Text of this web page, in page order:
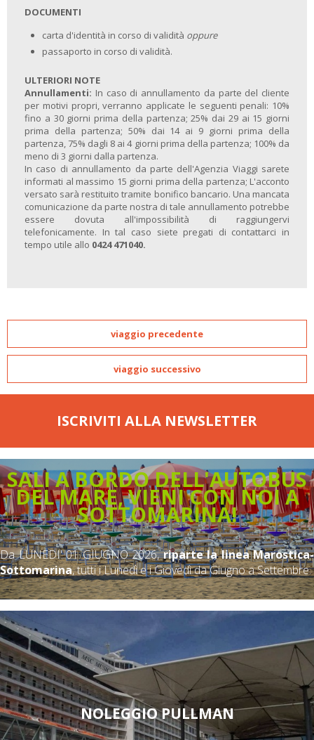
QUOTA INDIVIDUALE DI PARTECIPAZIONE:
ISCRIZIONE CON ACCONTO DI € 500,00 - IL SALDO UN MESE PRIMA
DELLA PARTENZA
DOCUMENTI
carta d'identità in corso di validità oppure
passaporto in corso di validità.
ULTERIORI NOTE
Annullamenti: In caso di annullamento da parte del cliente
per motivi propri, verranno applicate le seguenti penali: 10%
fino a 30 giorni prima della partenza; 25% dai 29 ai 15 giorni
prima della partenza; 50% dai 14 ai 9 giorni prima della
partenza, 75% dagli 8 ai 4 giorni prima della partenza; 100% da
meno di 3 giorni dalla partenza.
In caso di annullamento da parte dell'Agenzia Viaggi sarete
informati al massimo 15 giorni prima della partenza; L'acconto
versato sarà restituito tramite bonifico bancario. Una mancata
comunicazione da parte nostra di tale annullamento potrebbe
essere dovuta all'impossibilità di raggiungervi
telefonicamente. In tal caso siete pregati di contattarci in
tempo utile allo 0424 471040.
viaggio precedente
viaggio successivo
ISCRIVITI ALLA NEWSLETTER
SALI A BORDO DELL'AUTOBUS
DEL MARE, VIENI CON NOI A
SOTTOMARINA!
Da LUNEDI' 01 GIUGNO 2026,riparte la linea Marostica-
Sottomarina, tutti i Lunedì e i Giovedì da Giugno a Settembre.
NOLEGGIO PULLMAN